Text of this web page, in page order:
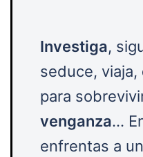
Investiga,
seduce, viaja,
para
venganza…
enfrentas a